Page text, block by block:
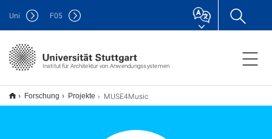
Institut für Architektur von Anwendungssystemen
Uni F05
Forschung Projekte MUSE4Music